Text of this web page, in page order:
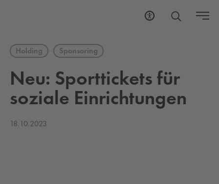
Holding Sponsoring
Neu: Sport­tickets für
so­zia­le Ein­rich­tun­gen
18.10.2023